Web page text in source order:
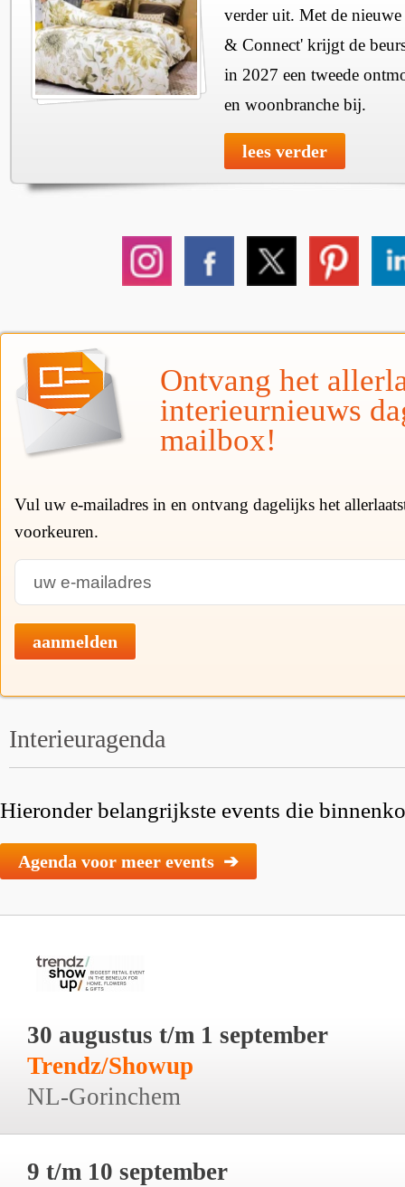
verder uit. Met de
& Connect' krijgt de
in 2027 een tweede
en woonbranche bij.
lees verder
Ontvang het
interieurnieuws
mailbox!
Vul uw e-mailadres in en ontvang dagelijks het
voorkeuren.
aanmelden
Interieuragenda
Hieronder belangrijkste events die
Agenda voor meer events ➔
30 augustus t/m 1 september
Trendz/Showup
NL-Gorinchem
9 t/m 10 september